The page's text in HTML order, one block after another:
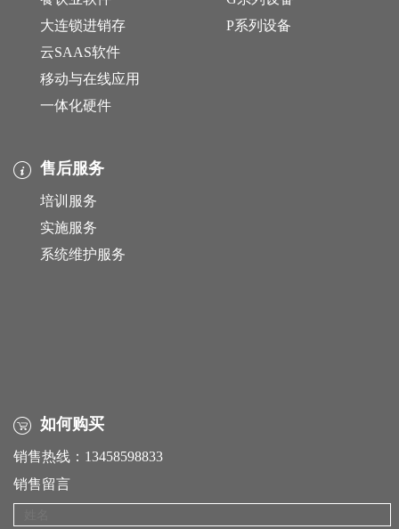
大连锁进销存
云SAAS软件
移动与在线应用
一体化硬件
P系列设备
售后服务
培训服务
实施服务
系统维护服务
如何购买
销售热线：13458598833
销售留言